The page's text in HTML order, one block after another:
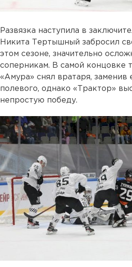
Развязка наступила в
Никита Тертышный забросил
этом сезоне, значительно
соперникам. В самой концовке
«Амура» снял вратаря, заменив
полевого, однако «Трактор»
непростую победу.